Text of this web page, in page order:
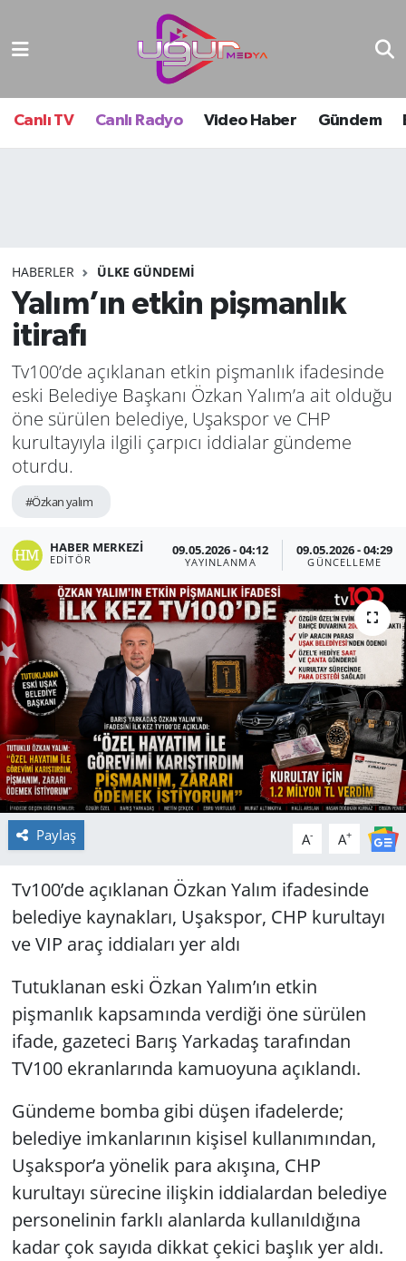
Canlı TV Canlı Radyo Video Haber Gündem
HABERLER ÜLKE GÜNDEMI
Yalım’ın etkin pişmanlık
itirafı
Tv100’de açıklanan etkin pişmanlık ifadesinde
eski Belediye Başkanı Özkan Yalım’a ait olduğu
öne sürülen belediye, Uşakspor ve CHP
kurultayıyla ilgili çarpıcı iddialar gündeme
oturdu.
#Özkan yalım
HABER MERKEZI
EDITÖR
09.05.2026 - 04:12
YAYINLANMA
09.05.2026 - 04:29
GÜNCELLEME
Paylaş A- A+
Tv100’de açıklanan Özkan Yalım ifadesinde
belediye kaynakları, Uşakspor, CHP kurultayı
ve VIP araç iddiaları yer aldı
Tutuklanan eski Özkan Yalım’ın etkin
pişmanlık kapsamında verdiği öne sürülen
ifade, gazeteci Barış Yarkadaş tarafından
TV100 ekranlarında kamuoyuna açıklandı.
Gündeme bomba gibi düşen ifadelerde;
belediye imkanlarının kişisel kullanımından,
Uşakspor’a yönelik para akışına, CHP
kurultayı sürecine ilişkin iddialardan belediye
personelinin farklı alanlarda kullanıldığına
kadar çok sayıda dikkat çekici başlık yer aldı.
Nöbetçi Eczaneler
Hava Durumu
Tüm Manşetler
Son Dakika Haberleri
Haber Arşivi